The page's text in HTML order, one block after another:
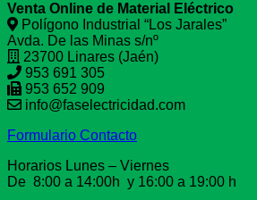
Venta Online de Material Eléctrico
Polígono Industrial “Los Jarales”
Avda. De las Minas s/nº
23700 Linares (Jaén)
953 691 305
953 652 909
info@faselectricidad.com
Formulario Contacto
Horarios Lunes – Viernes
De 8:00 a 14:00h y 16:00 a 19:00 h